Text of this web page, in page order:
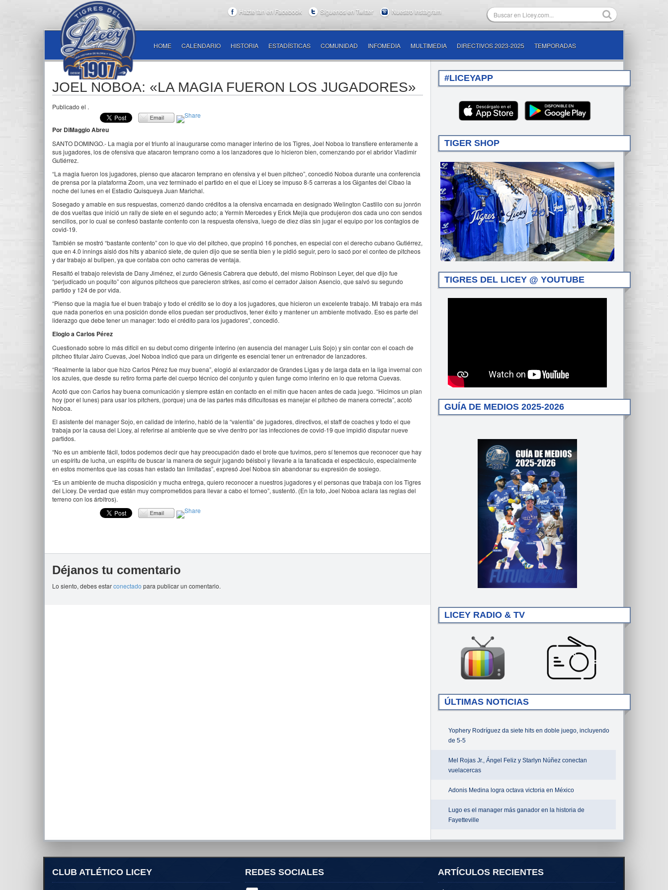
Hazte fan en Facebook Síguenos en Twitter Nuestro Instagram
HOME CALENDARIO HISTORIA ESTADÍSTICAS COMUNIDAD INFOMEDIA MULTIMEDIA DIRECTIVOS 2023-2025 TEMPORADAS
JOEL NOBOA: «LA MAGIA FUERON LOS JUGADORES»
Publicado el .
Por DiMaggio Abreu
SANTO DOMINGO.- La magia por el triunfo al inaugurarse como manager interino de los Tigres, Joel Noboa lo transfiere enteramente a
sus jugadores, los de ofensiva que atacaron temprano como a los lanzadores que lo hicieron bien, comenzando por el abridor Vladimir
Gutiérrez.
“La magia fueron los jugadores, pienso que atacaron temprano en ofensiva y el buen pitcheo”, concedió Noboa durante una conferencia
de prensa por la plataforma Zoom, una vez terminado el partido en el que el Licey se impuso 8-5 carreras a los Gigantes del Cibao la
noche del lunes en el Estadio Quisqueya Juan Marichal.
Sosegado y amable en sus respuestas, comenzó dando créditos a la ofensiva encarnada en designado Welington Castillo con su jonrón
de dos vueltas que inició un rally de siete en el segundo acto; a Yermín Mercedes y Erick Mejía que produjeron dos cada uno con sendos
sencillos, por lo cual se confesó bastante contento con la respuesta ofensiva, luego de diez días sin jugar el equipo por los contagios de
covid-19.
También se mostró “bastante contento” con lo que vio del pitcheo, que propinó 16 ponches, en especial con el derecho cubano Gutiérrez,
que en 4.0 innings aisló dos hits y abanicó siete, de quien dijo que se sentía bien y le pidió seguir, pero lo sacó por el conteo de pitcheos
y dar trabajo al bullpen, ya que contaba con ocho carreras de ventaja.
Resaltó el trabajo relevista de Dany Jiménez, el zurdo Génesis Cabrera que debutó, del mismo Robinson Leyer, del que dijo fue
“perjudicado un poquito” con algunos pitcheos que parecieron strikes, así como el cerrador Jaison Asencio, que salvó su segundo
partido y 124 de por vida.
“Pienso que la magia fue el buen trabajo y todo el crédito se lo doy a los jugadores, que hicieron un excelente trabajo. Mi trabajo era más
que nada ponerlos en una posición donde ellos puedan ser productivos, tener éxito y mantener un ambiente motivado. Eso es parte del
liderazgo que debe tener un manager: todo el crédito para los jugadores”, concedió.
Elogio a Carlos Pérez
Cuestionado sobre lo más difícil en su debut como dirigente interino (en ausencia del manager Luis Sojo) y sin contar con el coach de
pitcheo titular Jairo Cuevas, Joel Noboa indicó que para un dirigente es esencial tener un entrenador de lanzadores.
“Realmente la labor que hizo Carlos Pérez fue muy buena”, elogió al exlanzador de Grandes Ligas y de larga data en la liga invernal con
los azules, que desde su retiro forma parte del cuerpo técnico del conjunto y quien funge como interino en lo que retorna Cuevas.
Acotó que con Carlos hay buena comunicación y siempre están en contacto en el mitin que hacen antes de cada juego. “Hicimos un plan
hoy (por el lunes) para usar los pitchers, (porque) una de las partes más dificultosas es manejar el pitcheo de manera correcta”, acotó
Noboa.
El asistente del manager Sojo, en calidad de interino, habló de la “valentía” de jugadores, directivos, el staff de coaches y todo el que
trabaja por la causa del Licey, al referirse al ambiente que se vive dentro por las infecciones de covid-19 que impidió disputar nueve
partidos.
“No es un ambiente fácil, todos podemos decir que hay preocupación dado el brote que tuvimos, pero sí tenemos que reconocer que hay
un espíritu de lucha, un espíritu de buscar la manera de seguir jugando béisbol y llevarle a la fanaticada el espectáculo, especialmente
en estos momentos que las cosas han estado tan limitadas”, expresó Joel Noboa sin abandonar su expresión de sosiego.
“Es un ambiente de mucha disposición y mucha entrega, quiero reconocer a nuestros jugadores y el personas que trabaja con los Tigres
del Licey. De verdad que están muy comprometidos para llevar a cabo el torneo”, sustentó. (En la foto, Joel Noboa aclara las reglas del
terreno con los árbitros).
Déjanos tu comentario
Lo siento, debes estarconectado para publicar un comentario.
#LICEYAPP
TIGER SHOP
TIGRES DEL LICEY @ YOUTUBE
GUÍA DE MEDIOS 2025-2026
LICEY RADIO & TV
ÚLTIMAS NOTICIAS
Yophery Rodríguez da siete hits en doble juego, incluyendo
de 5-5
Mel Rojas Jr., Ángel Feliz y Starlyn Núñez conectan
vuelacercas
Adonis Medina logra octava victoria en México
Lugo es el manager más ganador en la historia de
Fayetteville
CLUB ATLÉTICO LICEY REDES SOCIALES ARTÍCULOS RECIENTES